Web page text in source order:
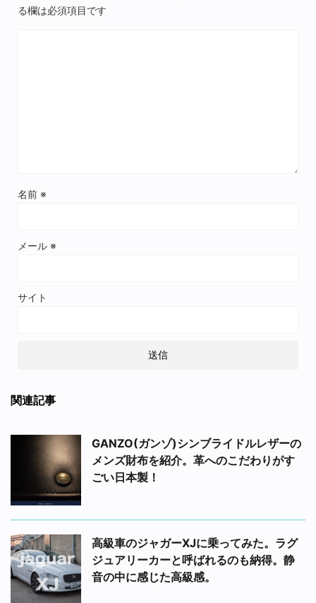
る欄は必須項目です
名前 ※
メール ※
サイト
関連記事
GANZO(ガンゾ)シンブライドルレザーの
メンズ財布を紹介。革へのこだわりがす
ごい日本製！
高級車のジャガーXJに乗ってみた。ラグ
ジュアリーカーと呼ばれるのも納得。静
音の中に感じた高級感。